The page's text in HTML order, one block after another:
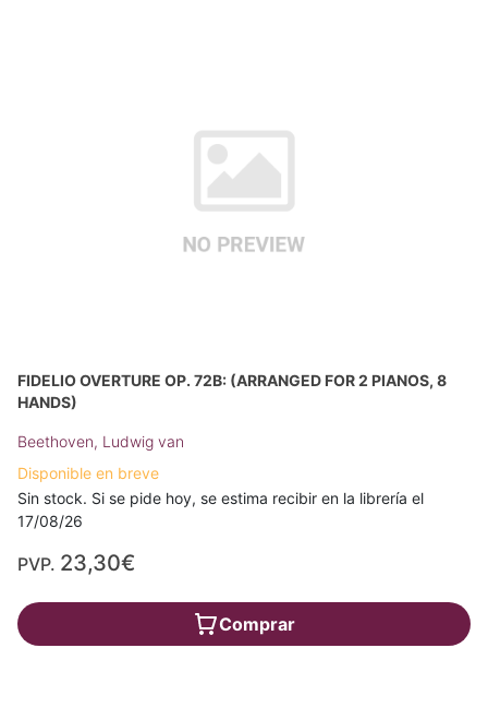
FIDELIO OVERTURE OP. 72B: (ARRANGED FOR 2 PIANOS, 8
HANDS)
Beethoven, Ludwig van
Disponible en breve
Sin stock. Si se pide hoy, se estima recibir en la librería el
17/08/26
PVP. 23,30€
Comprar